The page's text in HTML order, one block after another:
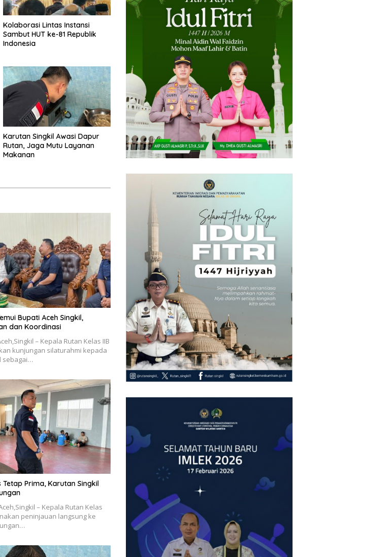
Kolaborasi Lintas Instansi
Sambut HUT ke-81 Republik
Indonesia
Karutan Singkil Awasi Dapur
Rutan, Jaga Mutu Layanan
Makanan
Bupati Aceh Singkil,
dan Koordinasi
– Kepala Rutan Kelas IIB
kunjungan silaturahmi kepada
sebagai…
Tetap Prima, Karutan Singkil
– Kepala Rutan Kelas
peninjauan langsung ke